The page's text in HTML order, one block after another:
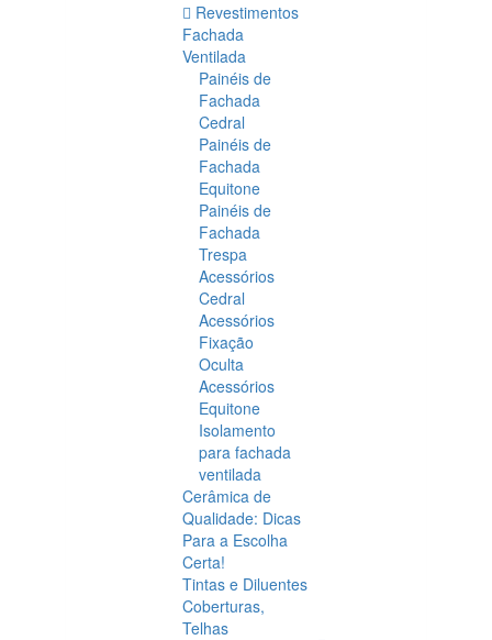
Revestimentos
Fachada
Ventilada
Painéis de
Fachada
Cedral
Painéis de
Fachada
Equitone
Painéis de
Fachada
Trespa
Acessórios
Cedral
Acessórios
Fixação
Oculta
Acessórios
Equitone
Isolamento
para fachada
ventilada
Cerâmica de
Qualidade: Dicas
Para a Escolha
Certa!
Tintas e Diluentes
Coberturas,
Telhas